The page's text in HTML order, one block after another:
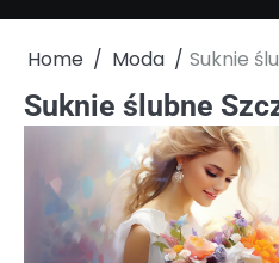
Home Moda Suknie
Suknie ślubne